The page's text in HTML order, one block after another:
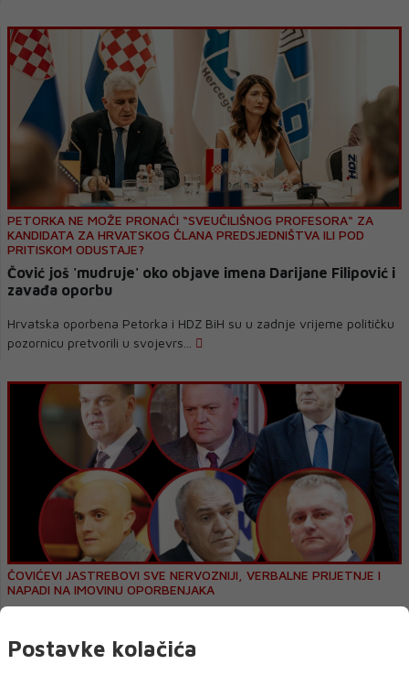
PETORKA NE MOŽE PRONAĆI “SVEUČILIŠNOG PROFESORA“ ZA
KANDIDATA ZA HRVATSKOG ČLANA PREDSJEDNIŠTVA ILI POD
PRITISKOM ODUSTAJE?
Čović još 'mudruje' oko objave imena Darijane Filipović i
zavađa oporbu
Hrvatska oporbena Petorka i HDZ BiH su u zadnje vrijeme političku
pozornicu pretvorili u svojevrs...
ČOVIĆEVI JASTREBOVI SVE NERVOZNIJI, VERBALNE PRIJETNJE I
NAPADI NA IMOVINU OPORBENJAKA
Postavke kolačića